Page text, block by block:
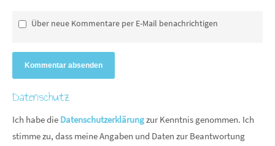
Über neue Kommentare per E-Mail benachrichtigen
Kommentar absenden
Datenschutz
Ich habe die Datenschutzerklärungzur Kenntnis genommen. Ich
stimme zu, dass meine Angaben und Daten zur Beantwortung